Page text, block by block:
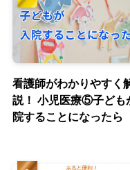
看護師がわかりやすく
説！ 小児医療⑤子ども
院することになったら